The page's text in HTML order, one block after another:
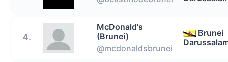
4.
McDonald's
(Brunei)
@mcdonaldsbrunei
Brunei